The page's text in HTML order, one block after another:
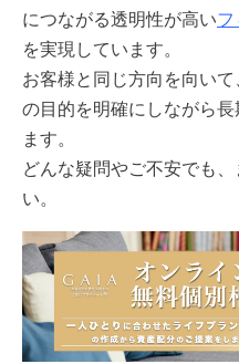
につながる透明性が高いフ
を実現しています。
お客様と同じ方向を向い
の目的を明確にしながら
ます。
どんな疑問やご不安でも
い。